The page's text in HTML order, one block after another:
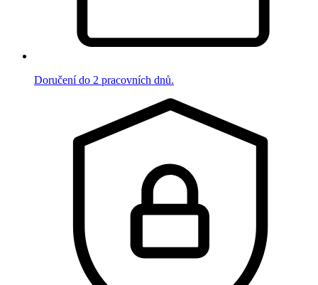
Doručení do 2 pracovních dnů.